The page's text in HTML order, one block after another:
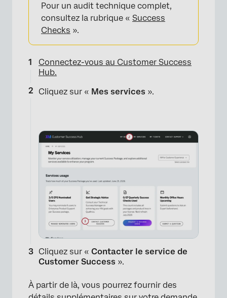
Pour un audit technique complet,
consultez la rubrique « Success
Checks ».
Connectez-vous au Customer Success
Hub.
Cliquez sur « Mes services ».
Cliquez sur « Contacter le service de
Customer Success ».
À partir de là, vous pourrez fournir des